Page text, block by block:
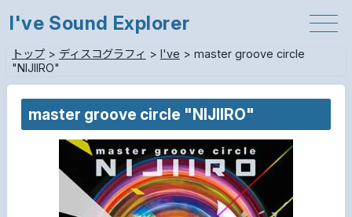
I've Sound Explorer
トップ> ディスコグラフィ > I've > master groove circle
"NIJIIRO"
master groove circle "NIJIIRO"